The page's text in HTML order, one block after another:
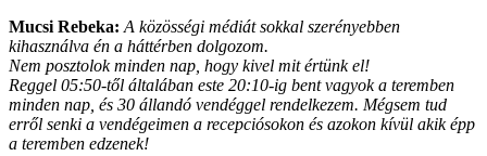
Mucsi Rebeka: A közösségi médiát sokkal szerényebben
kihasználva én a háttérben dolgozom.
Nem posztolok minden nap, hogy kivel mit értünk el!
Reggel 05:50-től általában este 20:10-ig bent vagyok a teremben
minden nap, és 30 állandó vendéggel rendelkezem. Mégsem tud
erről senki a vendégeimen a recepciósokon és azokon kívül akik épp
a teremben edzenek!